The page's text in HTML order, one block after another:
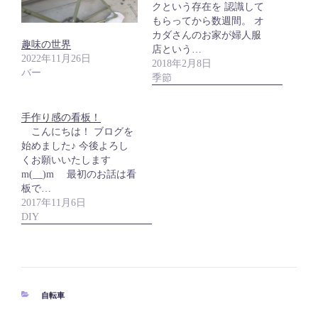
趣味の世界
2022年11月26日
バー
クという存在を 認識して
もらってから数週間。 オ
カダさんのお家が婦人服
店という…
2018年2月8日
季節
手作り感の看板！
こんにちは！ ブログを
始めました♪ 今後よろし
くお願いいたします
m(__)m 最初のお話は看
板で…
2017年11月6日
DIY
カ
自転車